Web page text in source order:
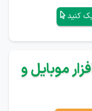
کنید
موبایل و